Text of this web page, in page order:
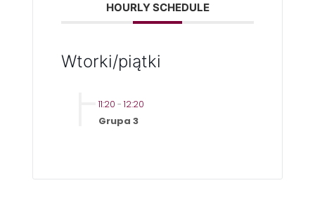
HOURLY SCHEDULE
Wtorki/piątki
11:20 - 12:20
Grupa 3